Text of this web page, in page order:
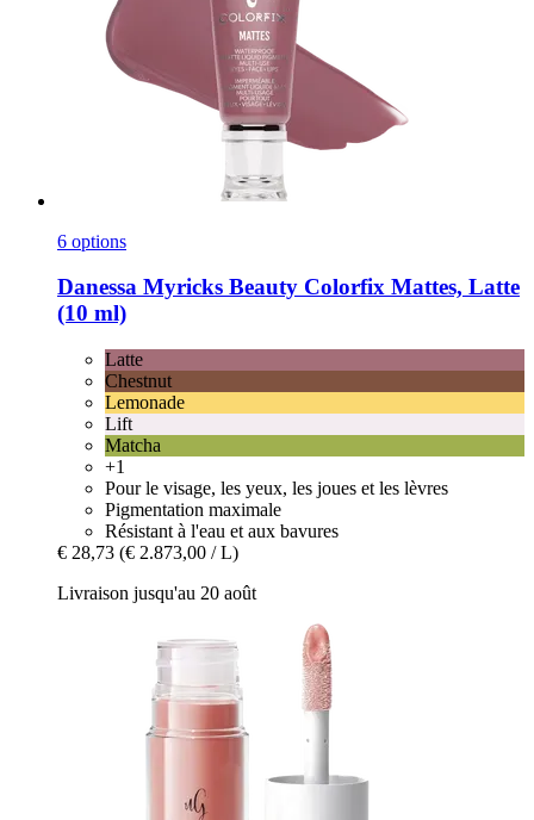
6 options
Danessa Myricks Beauty Colorfix Mattes, Latte
(10 ml)
Latte
Chestnut
Lemonade
Lift
Matcha
+1
Pour le visage, les yeux, les joues et les lèvres
Pigmentation maximale
Résistant à l'eau et aux bavures
€ 28,73 (€ 2.873,00 / L)
Livraison jusqu'au 20 août